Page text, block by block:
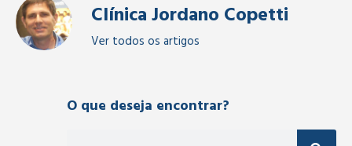
Clínica Jordano Copetti
Ver todos os artigos
O que deseja encontrar?